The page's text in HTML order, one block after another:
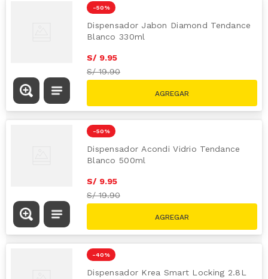
-50 %
Dispensador Jabon Diamond Tendance
Blanco 330ml
S/ 9.95
S/19.90
-50 %
Dispensador Acondi Vidrio Tendance
Blanco 500ml
S/ 9.95
S/19.90
-40 %
Dispensador Krea Smart Locking 2.8L